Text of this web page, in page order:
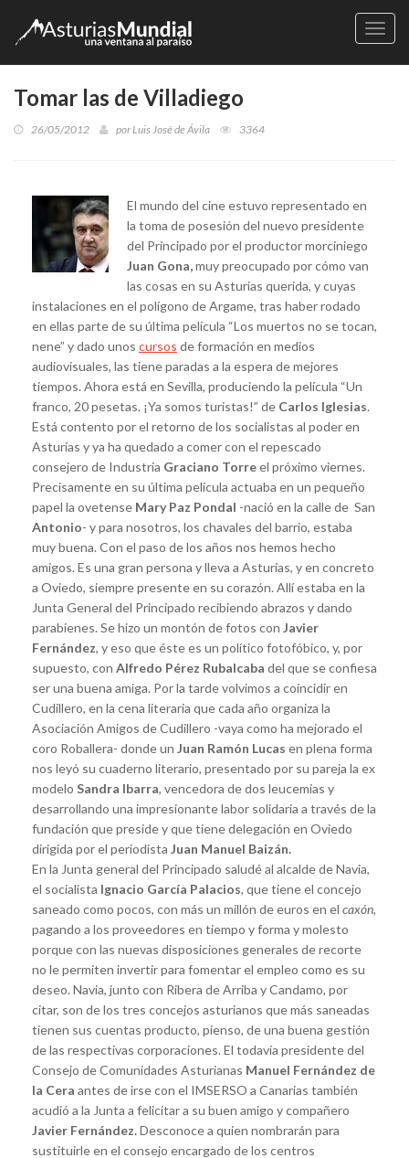
Tomar las de Villadiego
26/05/2012 porLuis José de Ávila 3364
El mundo del cine estuvo representado en
la toma de posesión del nuevo presidente
del Principado por el productor morciniego
Juan Gona,muy preocupado por cómo van
las cosas en su Asturias querida, y cuyas
instalaciones en el polígono de Argame, tras haber rodado
en ellas parte de su última película “Los muertos no se tocan,
nene” y dado unos cursos de formación en medios
audiovisuales, las tiene paradas a la espera de mejores
tiempos. Ahora está en Sevilla, produciendo la película “Un
franco, 20 pesetas. ¡Ya somos turistas!” de Carlos Iglesias.
Está contento por el retorno de los socialistas al poder en
Asturias y ya ha quedado a comer con el repescado
consejero de Industria Graciano Torreel próximo viernes.
Precisamente en su última película actuaba en un pequeño
papel la ovetense Mary Paz Pondal -nació en la calle de San
Antonio- y para nosotros, los chavales del barrio, estaba
muy buena. Con el paso de los años nos hemos hecho
amigos. Es una gran persona y lleva a Asturias, y en concreto
a Oviedo, siempre presente en su corazón. Allí estaba en la
Junta General del Principado recibiendo abrazos y dando
parabienes. Se hizo un montón de fotos con Javier
Fernández, y eso que éste es un político fotofóbico, y, por
supuesto, con Alfredo Pérez Rubalcaba del que se confiesa
ser una buena amiga. Por la tarde volvimos a coincidir en
Cudillero, en la cena literaria que cada año organiza la
Asociación Amigos de Cudillero -vaya como ha mejorado el
coro Roballera- donde un Juan Ramón Lucas en plena forma
nos leyó su cuaderno literario, presentado por su pareja la ex
modelo Sandra Ibarra, vencedora de dos leucemias y
desarrollando una impresionante labor solidaria a través de la
fundación que preside y que tiene delegación en Oviedo
dirigida por el periodista Juan Manuel Baizán.
En la Junta general del Principado saludé al alcalde de Navia,
el socialista Ignacio García Palacios, que tiene el concejo
saneado como pocos, con más un millón de euros en el caxón,
pagando a los proveedores en tiempo y forma y molesto
porque con las nuevas disposiciones generales de recorte
no le permiten invertir para fomentar el empleo como es su
deseo. Navia, junto con Ribera de Arriba y Candamo, por
citar, son de los tres concejos asturianos que más saneadas
tienen sus cuentas producto, pienso, de una buena gestión
de las respectivas corporaciones. El todavía presidente del
Consejo de Comunidades Asturianas Manuel Fernández de
la Cera antes de irse con el IMSERSO a Canarias también
acudió a la Junta a felicitar a su buen amigo y compañero
Javier Fernández.Desconoce a quien nombrarán para
sustituirle en el consejo encargado de los centros